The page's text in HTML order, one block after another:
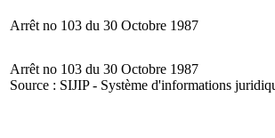
Arrêt no 103 du 30 Octobre 1987
Arrêt no 103 du 30 Octobre 1987
Source : SIJIP - Système d'informations